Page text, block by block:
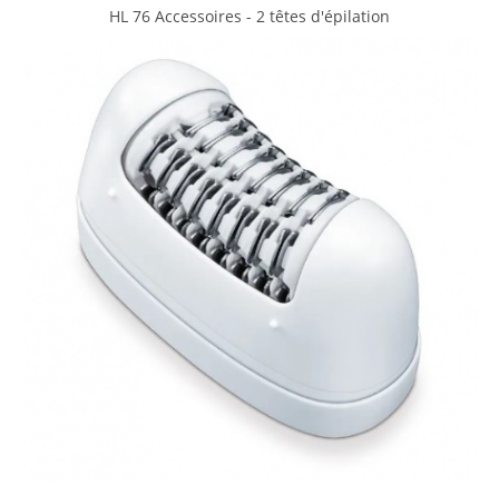
HL 76 Accessoires - 2 têtes d'épilation